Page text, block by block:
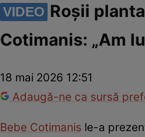
VIDEO Roșii
Cotimanis: „Am
18 mai 2026 12:51
Adaugă-ne ca sursă
Bebe Cotimanis le-a